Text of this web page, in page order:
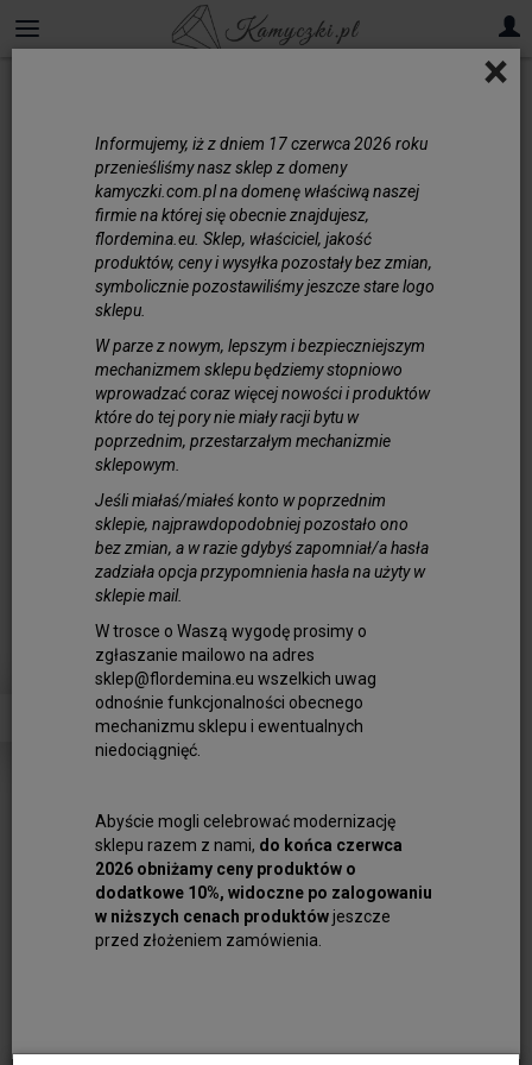
×
Informujemy, iż z dniem 17 czerwca 2026 roku
przenieśliśmy nasz sklep z domeny
kamyczki.com.pl na domenę właściwą naszej
firmie na której się obecnie znajdujesz,
flordemina.eu. Sklep, właściciel, jakość
produktów, ceny i wysyłka pozostały bez zmian,
symbolicznie pozostawiliśmy jeszcze stare logo
sklepu.
W parze z nowym, lepszym i bezpieczniejszym
mechanizmem sklepu będziemy stopniowo
wprowadzać coraz więcej nowości i produktów
które do tej pory nie miały racji bytu w
poprzednim, przestarzałym mechanizmie
sklepowym.
Jeśli miałaś/miałeś konto w poprzednim
sklepie, najprawdopodobniej pozostało ono
bez zmian, a w razie gdybyś zapomniał/a hasła
zadziała opcja przypomnienia hasła na użyty w
sklepie mail.
W trosce o Waszą wygodę prosimy o
zgłaszanie mailowo na adres
sklep@flordemina.eu wszelkich uwag
odnośnie funkcjonalności obecnego
mechanizmu sklepu i ewentualnych
niedociągnięć.
Abyście mogli celebrować modernizację
sklepu razem z nami, do końca czerwca
2026 obniżamy ceny produktów o
dodatkowe 10%, widoczne po zalogowaniu
w niższych cenach produktówjeszcze
przed złożeniem zamówienia.
Kamień Słoneczny Kule
Fasetowane 3,5 mm Sznur
40cm
Obserwuj produkt:
Ilość:
35,00 zł
Korale z kamieni ozdobnych w gatunku pierwszym